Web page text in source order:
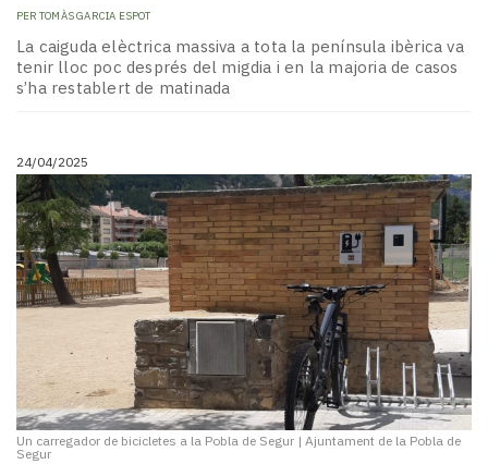
PER TOMÀS GARCIA ESPOT
La caiguda elèctrica massiva a tota la península ibèrica va
tenir lloc poc després del migdia i en la majoria de casos
s’ha restablert de matinada
24/04/2025
Un carregador de bicicletes a la Pobla de Segur | Ajuntament de la Pobla de
Segur